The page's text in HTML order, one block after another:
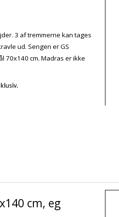
3 af tremmerne kan tages
ud. Sengen er GS
70x140 cm. Madras er ikke
cm, eg